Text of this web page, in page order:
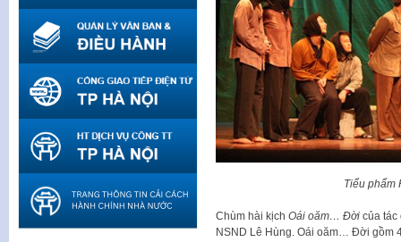
Tiểu phẩm
Chùm hài kịch Oái oăm… Đờicủa tác
NSND Lê Hùng. Oái oăm… Đời gồm